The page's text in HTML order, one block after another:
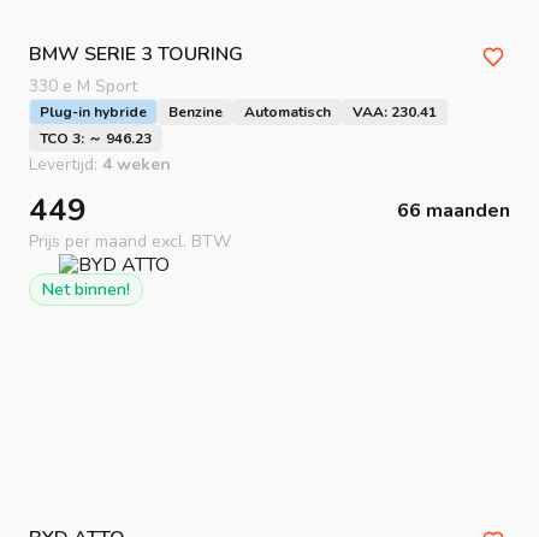
BMW SERIE 3 TOURING
330 e M Sport
Plug-in hybride Benzine Automatisch
VAA: 230.41
TCO 3: ～ 946.23
Levertijd: 4 weken
449 66 maanden
Prijs per maand excl. BTW
Net binnen!